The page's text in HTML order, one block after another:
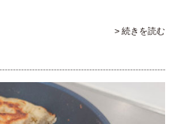
> 続きを読む